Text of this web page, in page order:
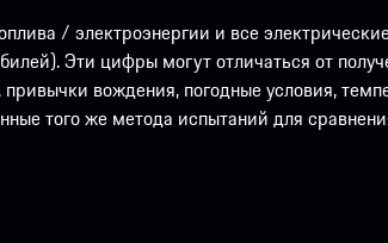
/ электроэнергии и все
Эти цифры могут отличаться от
вождения, погодные условия,
того же метода испытаний для